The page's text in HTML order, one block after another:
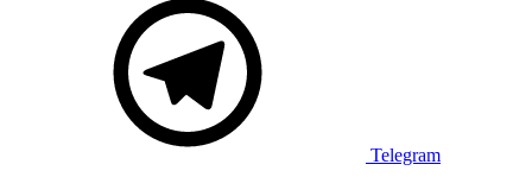
Telegram